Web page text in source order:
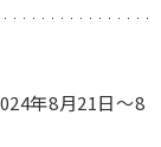
年8月21日～8